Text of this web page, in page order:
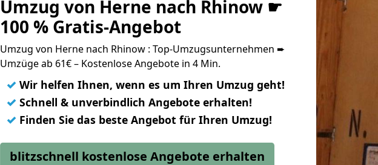
Umzug von Herne nach Rhinow ☛
100 % Gratis-Angebot
Umzug von Herne nach Rhinow : Top-Umzugsunternehmen ➨
Umzüge ab 61€ – Kostenlose Angebote in 4 Min.
✓ Wir helfen Ihnen, wenn es um Ihren Umzug geht!
✓ Schnell & unverbindlich Angebote erhalten!
✓ Finden Sie das beste Angebot für Ihren Umzug!
blitzschnell kostenlose Angebote erhalten